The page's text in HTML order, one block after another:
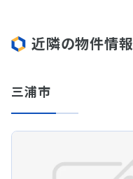
近隣の物件情報
三浦市